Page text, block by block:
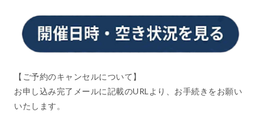
【ご予約のキャンセルについて】
お申し込み完了メールに記載のURLより、お手続きをお願い
いたします。